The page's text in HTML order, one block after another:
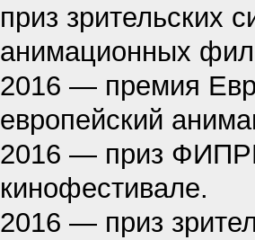
приз зрительских
анимационных
2016 — премия
европейский
2016 — приз
кинофестивале.
2016 — приз